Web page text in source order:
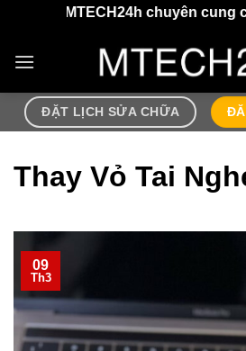
nội
chuyên cung cấp dịch
ĐẶT LỊCH SỬA CHỮA
Thay Vỏ Tai
09
Th3